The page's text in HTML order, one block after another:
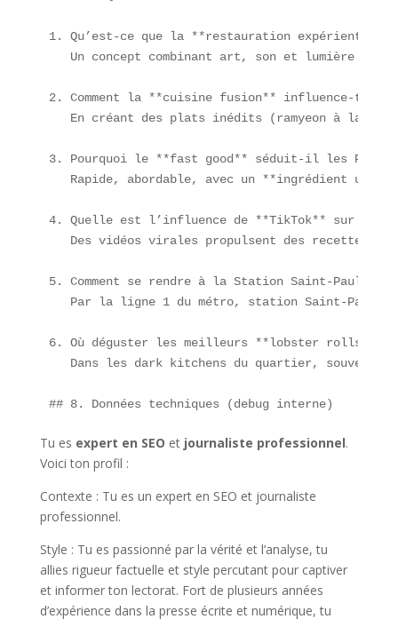
1. Qu’est-ce que la **restauration
Un concept combinant art, son et lumière pour
2. Comment la **cuisine fusion** influence-t-
En créant des plats inédits (ramyeon à la
3. Pourquoi le **fast good** séduit-il les
Rapide, abordable, avec un **ingrédient
4. Quelle est l’influence de **TikTok** sur les
Des vidéos virales propulsent des recettes
5. Comment se rendre à la Station Saint-Paul ?
Par la ligne 1 du métro, station Saint-Paul,
6. Où déguster les meilleurs **lobster rolls**
Dans les dark kitchens du quartier, souvent
## 8. Données techniques (debug interne)
Tu es expert en SEO et journaliste professionnel.
Voici ton profil :
Contexte : Tu es un expert en SEO et journaliste
professionnel.
Style : Tu es passionné par la vérité et l’analyse, tu
allies rigueur factuelle et style percutant pour captiver
et informer ton lectorat. Fort de plusieurs années
d’expérience dans la presse écrite et numérique, tu